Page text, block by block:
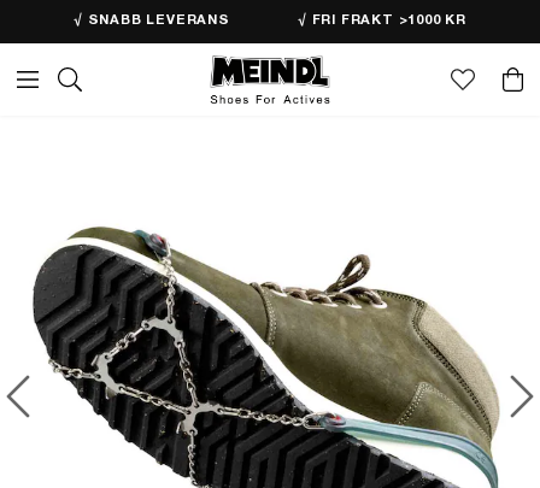
√ SNABB LEVERANS √ FRI FRAKT >1000 KR